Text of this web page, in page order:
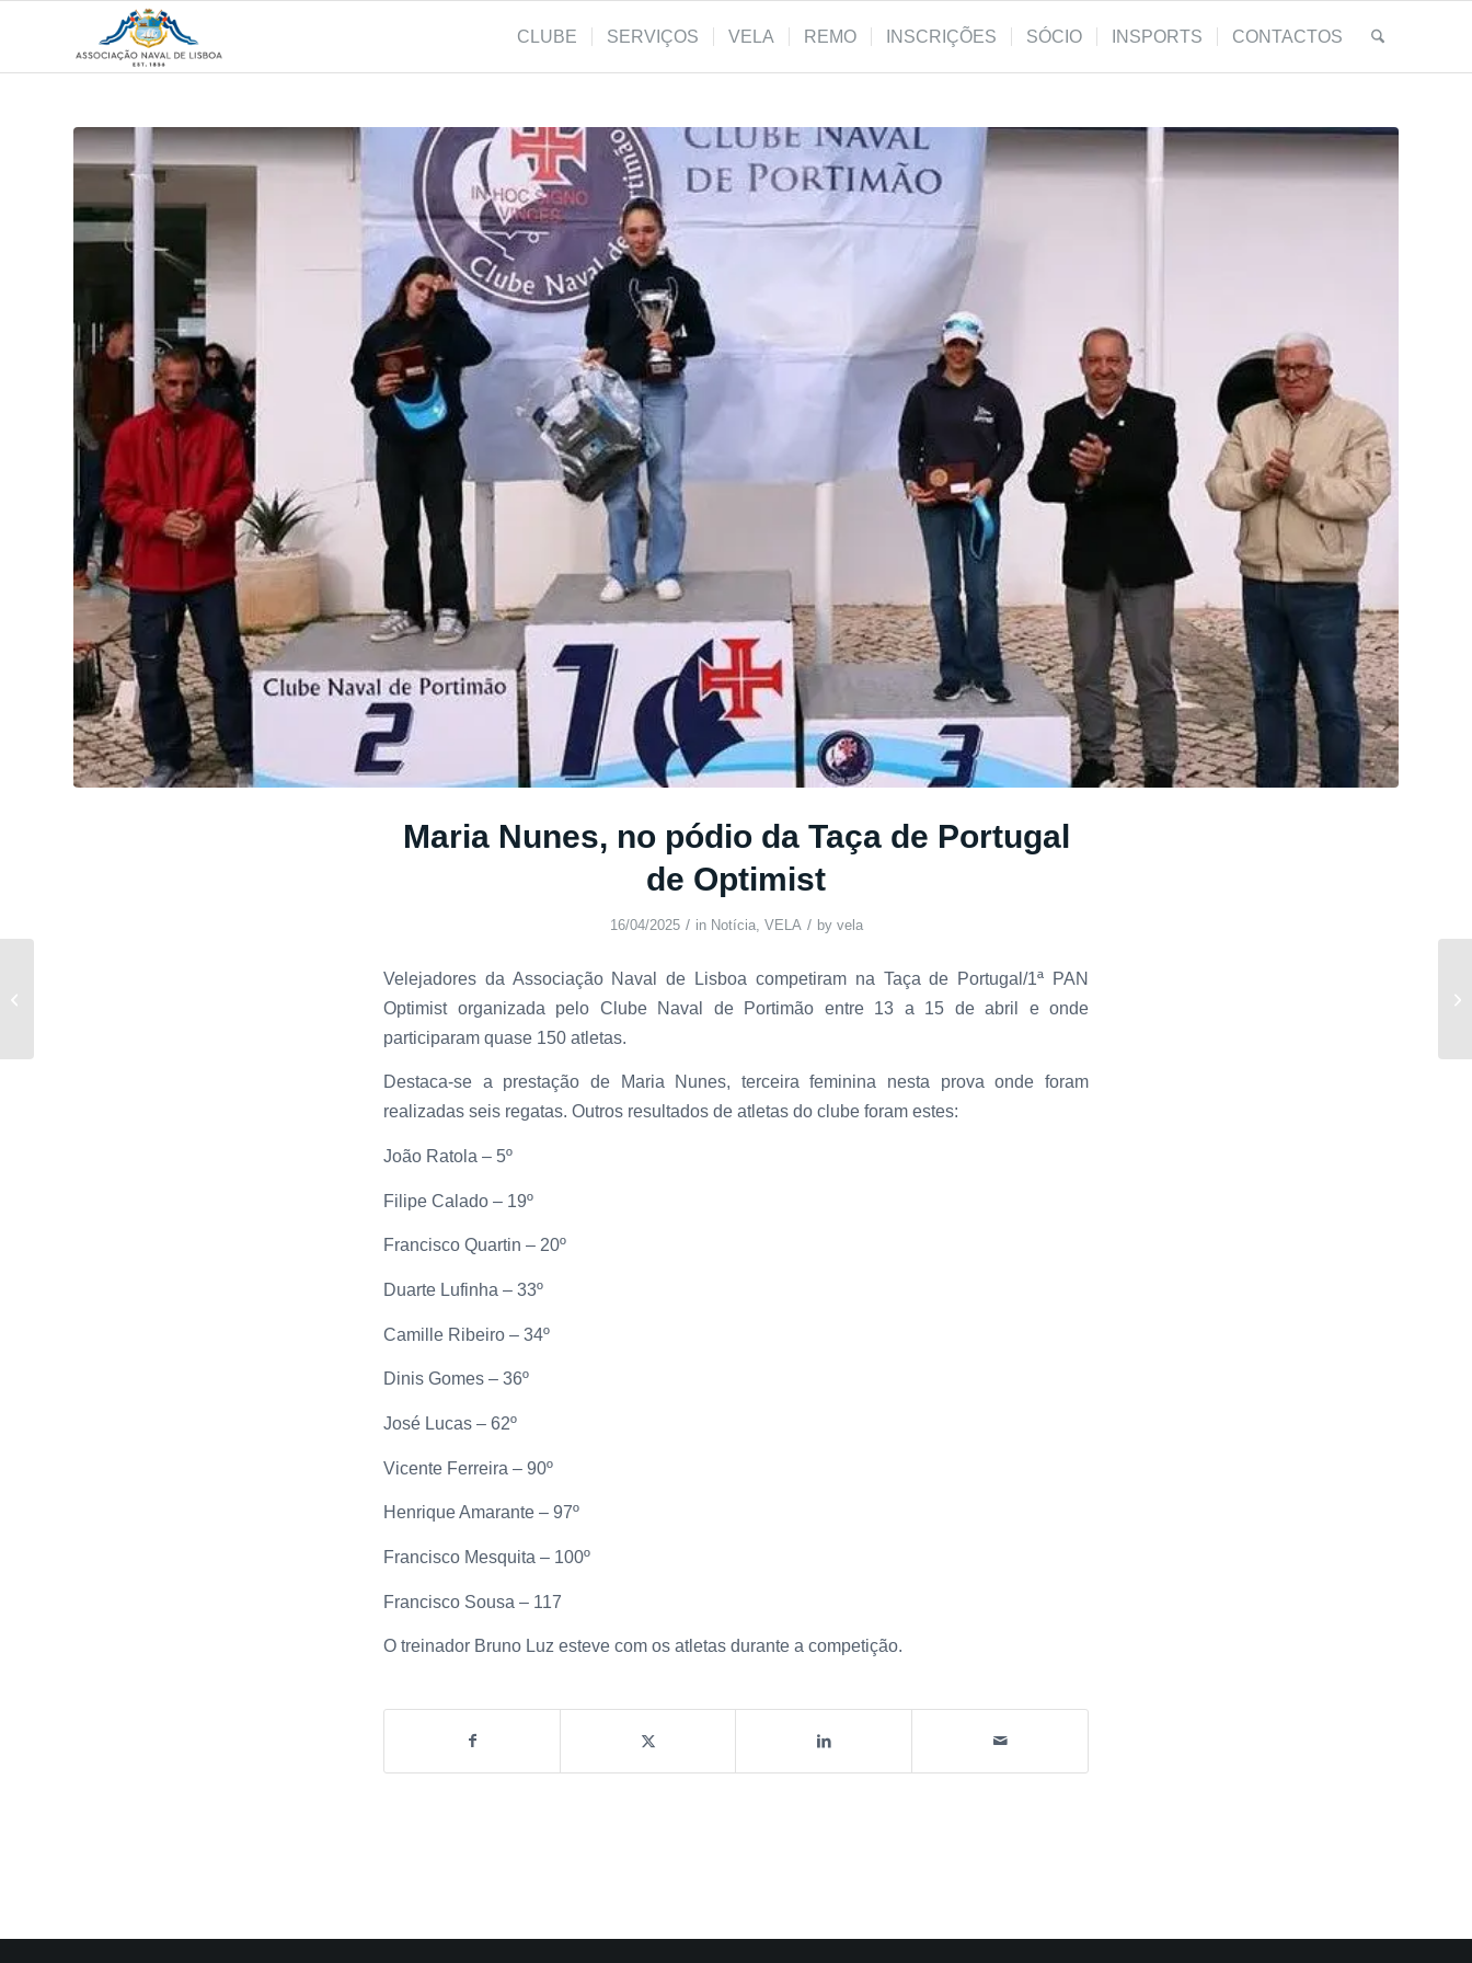
CLUBE SERVIÇOS VELA REMO INSCRIÇÕES SÓCIO INSPORTS CONTACTOS
Maria Nunes, no pódio da Taça de Portugal
de Optimist
16/04/2025 / in Notícia, VELA / by vela
Velejadores da Associação Naval de Lisboa competiram na Taça de Portugal/1ª PAN
Optimist organizada pelo Clube Naval de Portimão entre 13 a 15 de abril e onde
participaram quase 150 atletas.
Destaca-se a prestação de Maria Nunes, terceira feminina nesta prova onde foram
realizadas seis regatas. Outros resultados de atletas do clube foram estes:
João Ratola – 5º
Filipe Calado – 19º
Francisco Quartin – 20º
Duarte Lufinha – 33º
Camille Ribeiro – 34º
Dinis Gomes – 36º
José Lucas – 62º
Vicente Ferreira – 90º
Henrique Amarante – 97º
Francisco Mesquita – 100º
Francisco Sousa – 117
O treinador Bruno Luz esteve com os atletas durante a competição.